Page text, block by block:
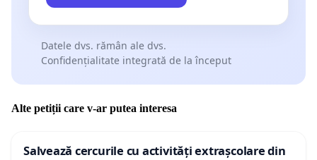
Datele dvs. rămân ale dvs.
Confidențialitate integrată de la început
Alte petiții care v-ar putea interesa
Salvează cercurile cu activități extrașcolare din